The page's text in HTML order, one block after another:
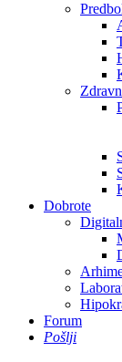
Dobrote
Forum
Pošlji